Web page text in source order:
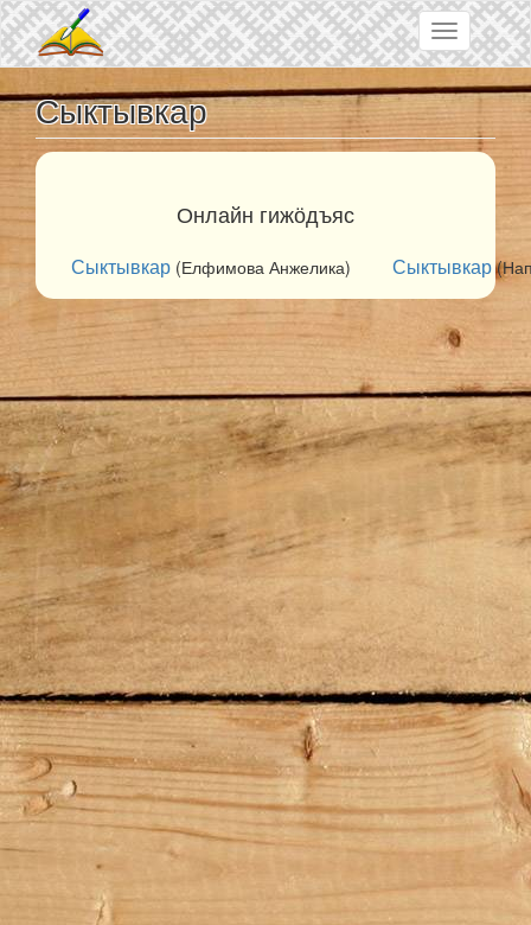
Skip to main content
Toggle
navigation
Сыктывкар
Онлайн гижӧдъяс
Сыктывкар (Елфимова Анжелика) Сыктывкар